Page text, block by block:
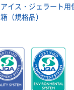
アイス・ジェラート用
箱（規格品）